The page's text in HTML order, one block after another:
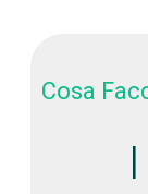
Cosa